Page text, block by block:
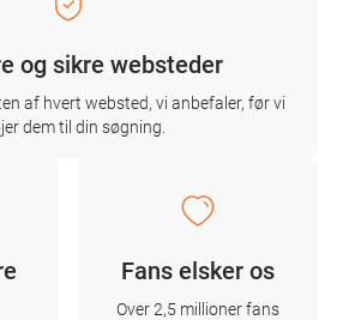
og sikre websteder
af ​​hvert websted, vi anbefaler, før vi
dem til din søgning.
Fans elsker os
Over 2,5 millioner fans